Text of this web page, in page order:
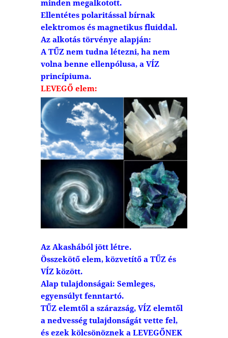
minden megalkotott.
Ellentétes polaritással bírnak
elektromos és magnetikus fluiddal.
Az alkotás törvénye alapján:
A TŰZ nem tudna létezni, ha nem
volna benne ellenpólusa, a VÍZ
princípiuma.
LEVEGŐ elem:
Az Akashából jött létre.
Összekötő elem, közvetítő a TŰZ és
VÍZ között.
Alap tulajdonságai: Semleges,
egyensúlyt fenntartó.
TŰZ elemtől a szárazság, VÍZ elemtől
a nedvesség tulajdonságát vette fel,
és ezek kölcsönöznek a LEVEGŐNEK